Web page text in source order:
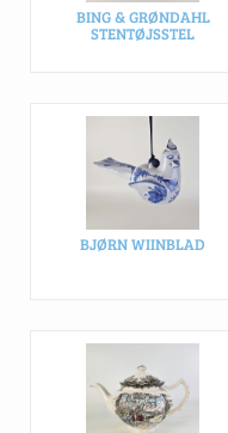
BING & GRØNDAHL
STENTØJSSTEL
BJØRN WIINBLAD